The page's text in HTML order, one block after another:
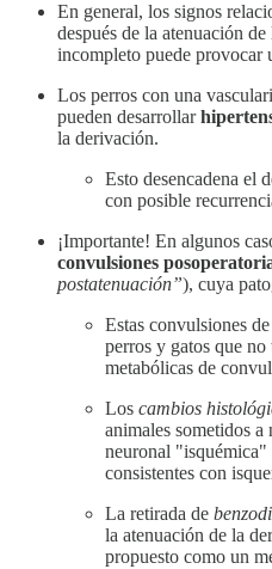
En general, los signos
después de la atenuación
incompleto puede provocar
Los perros con una
pueden desarrollar
la derivación.
Esto desencadena el
con posible
¡Importante! En algunos
convulsiones
postatenuación”), cuya
Estas convulsiones
perros y gatos que
metabólicas de
Los cambios
animales sometidos
neuronal "isquémica"
consistentes con
La retirada de
la atenuación de la
propuesto como un